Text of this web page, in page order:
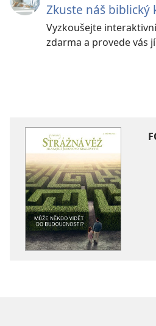
Zkuste náš biblický
Vyzkoušejte
zdarma a provede vás